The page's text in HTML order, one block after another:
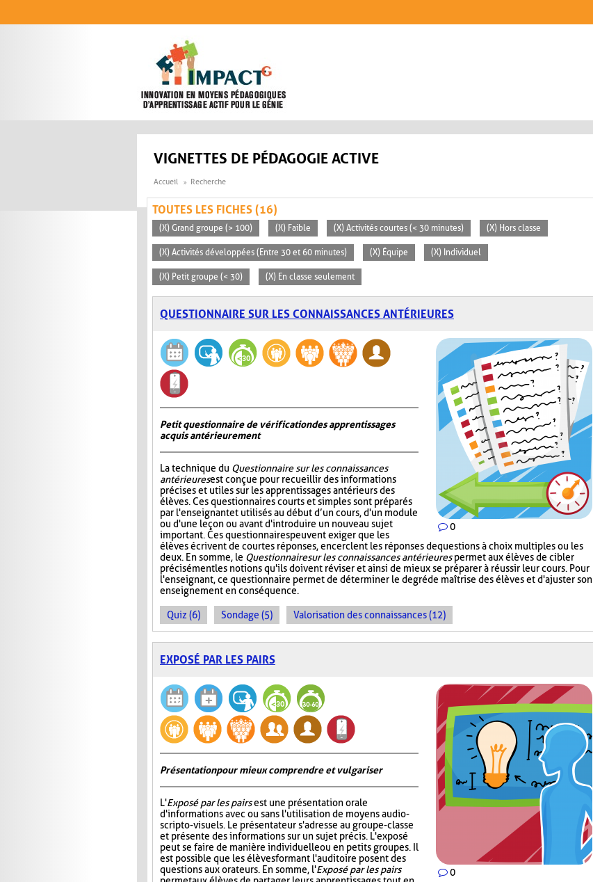
VIGNETTES DE PÉDAGOGIE ACTIVE
Accueil Recherche
TOUTES LES FICHES (16)
(X) Grand groupe (> 100) (X) Faible (X) Activités courtes (< 30 minutes) (X) Hors classe
(X) Activités développées (Entre 30 et 60 minutes) (X) Équipe (X) Individuel
(X) Petit groupe (< 30) (X) En classe seulement
QUESTIONNAIRE SUR LES CONNAISSANCES ANTÉRIEURES
0
Petit questionnaire de vérification des apprentissages
acquis antérieurement
La technique du Questionnaire sur les connaissances
antérieuresest conçue pour recueillir des informations
précises et utiles sur les apprentissages antérieurs des
élèves. Ces questionnaires courts et simples sont préparés
par l'enseignant et utilisés au début d’un cours, d'un module
ou d'une leçon ou avant d'introduire un nouveau sujet
important. Ces questionnaires peuvent exiger que les
élèves écrivent de courtes réponses, encerclent les réponses de questions à choix multiples ou les
deux. En somme, le Questionnaire sur les connaissances antérieurespermet aux élèves de cibler
précisément les notions qu'ils doivent réviser et ainsi de mieux se préparer à réussir leur cours. Pour
l'enseignant, ce questionnaire permet de déterminer le degré de maîtrise des élèves et d'ajuster son
enseignement en conséquence.
Quiz (6) Sondage (5) Valorisation des connaissances (12)
EXPOSÉ PAR LES PAIRS
0
Présentation pour mieux comprendre et vulgariser
L'Exposé par les pairsest une présentation orale
d'informations avec ou sans l'utilisation de moyens audio-
scripto-visuels. Le présentateur s'adresse au groupe-classe
et présente des informations sur un sujet précis. L'exposé
peut se faire de manière individuelle ou en petits groupes. Il
est possible que les élèves formant l'auditoire posent des
questions aux orateurs. En somme, l'Exposé par les pairs